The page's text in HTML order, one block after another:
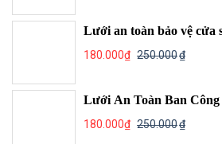
Lưới an toàn bảo vệ cửa
180.000₫ 250.000₫
Lưới An Toàn Ban
180.000₫ 250.000₫